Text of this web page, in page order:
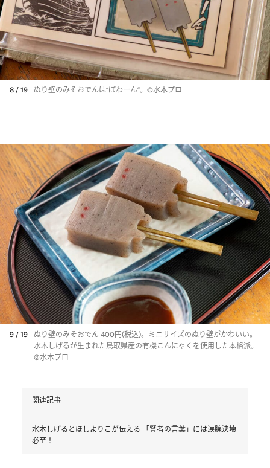
8 / 19 ぬり壁のみそおでんは“ぼわーん”。©水木プロ
9 / 19
ぬり壁のみそおでん 400円(税込)。ミニサイズのぬり壁がかわいい。
水木しげるが生まれた鳥取県産の有機こんにゃくを使用した本格派。
©水木プロ
関連記事
水木しげるとほしよりこが伝える 「賢者の言葉」には涙腺決壊
必至！